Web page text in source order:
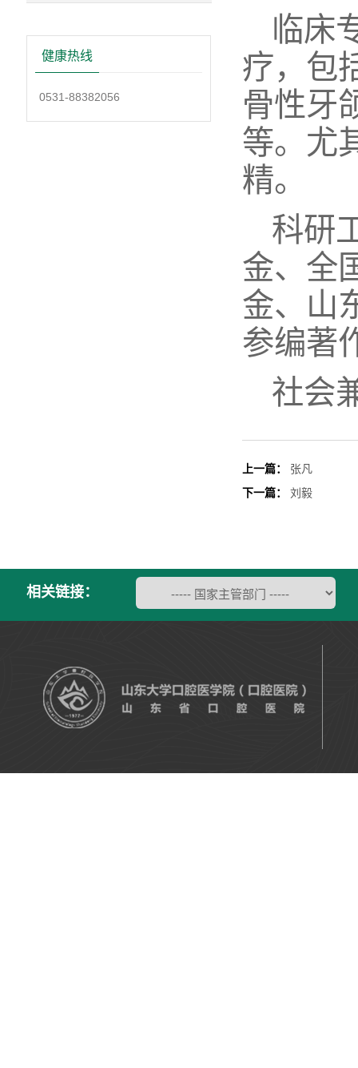
健康热线
0531-88382056
临床
疗，包
骨性牙
等。尤
精。
科研
金、全
金、山
参编著
社会
上一篇：
张凡
下一篇：
刘毅
相关链接：